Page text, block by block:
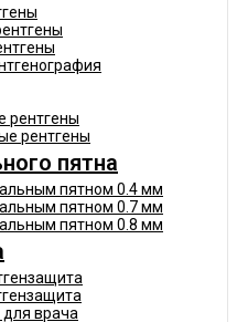
рентгены
рентгены
пятна
пятном 0.4 мм
пятном 0.7 мм
пятном 0.8 мм
врача